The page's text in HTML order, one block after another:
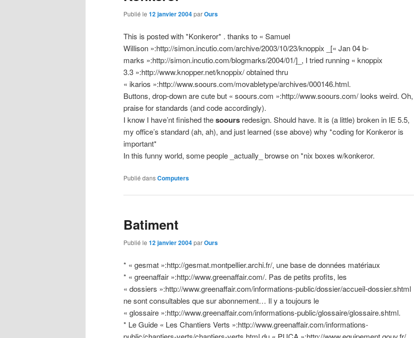
Publié le 12 janvier 2004parOurs
This is posted with *Konkeror* . thanks to « Samuel
Willison »:http://simon.incutio.com/archive/2003/10/23/knoppix _[« Jan 04 b-
marks »:http://simon.incutio.com/blogmarks/2004/01/]_, I tried running « knoppix
3.3 »:http://www.knopper.net/knoppix/ obtained thru
« ikarios »:http://www.soours.com/movabletype/archives/000146.html.
Buttons, drop-down are cute but « soours.com »:http://www.soours.com/ looks weird. Oh,
praise for standards (and code accordingly).
I know I have’nt finished thesoours redesign. Should have. It is (a little) broken in IE 5.5,
my office’s standard (ah, ah), and just learned (sse above) why *coding for Konkeror is
important*
In this funny world, some people _actually_ browse on *nix boxes w/konkeror.
Publié dansComputers
Batiment
Publié le 12 janvier 2004parOurs
* « gesmat »:http://gesmat.montpellier.archi.fr/, une base de données matériaux
* « greenaffair »:http://www.greenaffair.com/. Pas de petits profits, les
« dossiers »:http://www.greenaffair.com/informations-public/dossier/accueil-dossier.shtml
ne sont consultables que sur abonnement… Il y a toujours le
« glossaire »:http://www.greenaffair.com/informations-public/glossaire/glossaire.shtml.
* Le Guide « Les Chantiers Verts »:http://www.greenaffair.com/informations-